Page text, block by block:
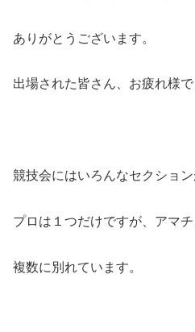
ありがとうございます。
出場された皆さん、お疲れ様で
競技会にはいろんなセクション
プロは１つだけですが、アマ
複数に別れています。